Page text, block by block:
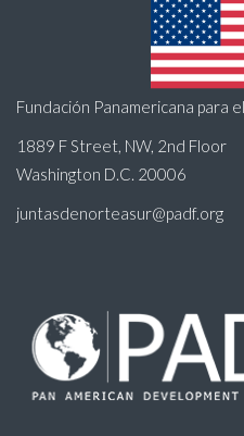
Fundación Panamericana para
1889 F Street, NW, 2nd Floor
Washington D.C. 20006
juntasdenorteasur@padf.org